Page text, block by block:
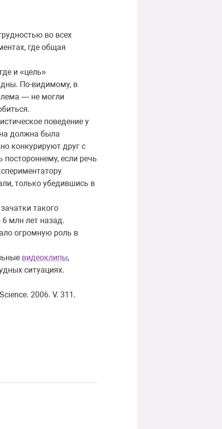
во всех
где общая
и «цель»
По-видимому, в
— не могли
поведение у
должна была
конкурируют друг с
если речь
только убедившись в
такого
млн лет назад.
огромную роль в
видеоклипы,
ситуациях.
2006. V. 311.